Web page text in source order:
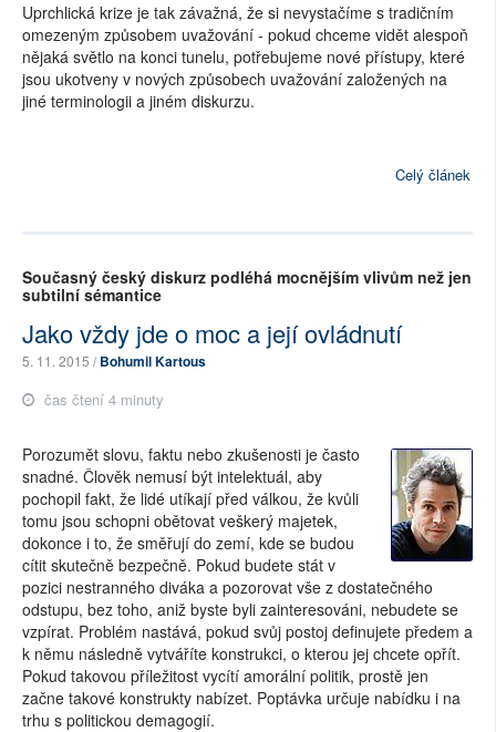
Uprchlická krize je tak závažná, že si nevystačíme s tradičním
omezeným způsobem uvažování - pokud chceme vidět alespoň
nějaká světlo na konci tunelu, potřebujeme nové přístupy, které
jsou ukotveny v nových způsobech uvažování založených na
jiné terminologii a jiném diskurzu.
Celý článek
Současný český diskurz podléhá mocnějším vlivům než jen
subtilní sémantice
Jako vždy jde o moc a její ovládnutí
5. 11. 2015 /Bohumil Kartous
čas čtení 4 minuty
Porozumět slovu, faktu nebo zkušenosti je často
snadné. Člověk nemusí být intelektuál, aby
pochopil fakt, že lidé utíkají před válkou, že kvůli
tomu jsou schopni obětovat veškerý majetek,
dokonce i to, že směřují do zemí, kde se budou
cítit skutečně bezpečně. Pokud budete stát v
pozici nestranného diváka a pozorovat vše z dostatečného
odstupu, bez toho, aniž byste byli zainteresováni, nebudete se
vzpírat. Problém nastává, pokud svůj postoj definujete předem a
k němu následně vytváříte konstrukci, o kterou jej chcete opřít.
Pokud takovou příležitost vycítí amorální politik, prostě jen
začne takové konstrukty nabízet. Poptávka určuje nabídku i na
trhu s politickou demagogií.